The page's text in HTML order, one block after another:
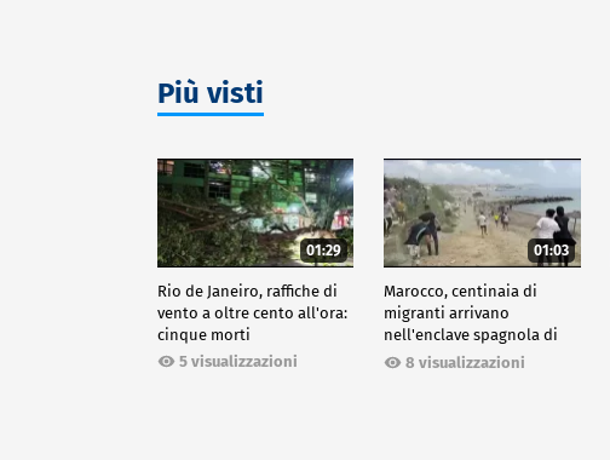
Più visti
01:29
Rio de Janeiro, raffiche di
vento a oltre cento all'ora:
cinque morti
5 visualizzazioni
01:03
Marocco, centinaia di
migranti arrivano
nell'enclave spagnola di
Ceuta8 visualizzazioni